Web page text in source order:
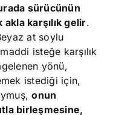
sürücünün
karşılık gelir.
at soylu
isteğe karşılık
yönü,
istediği için,
onun
birleşmesine,